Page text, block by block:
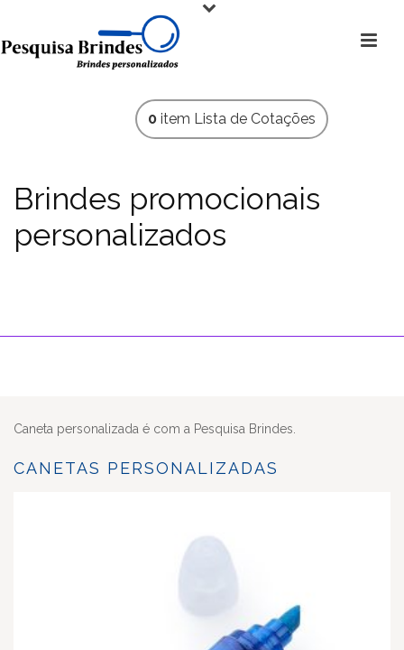
0item Lista de Cotações
Brindes promocionais
personalizados
Caneta personalizada é com a Pesquisa Brindes.
CANETAS PERSONALIZADAS